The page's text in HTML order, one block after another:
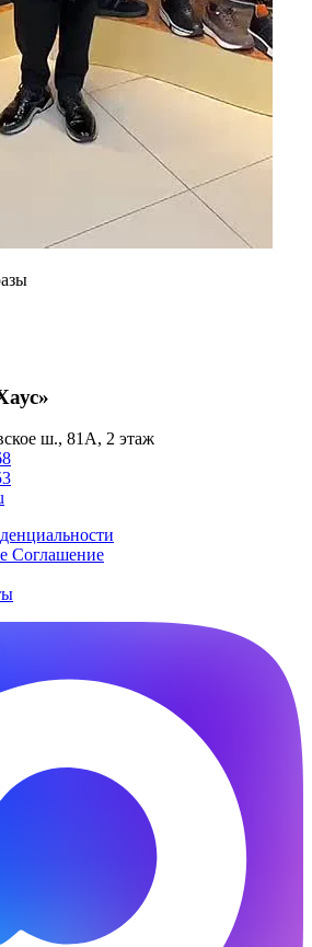
ш., 81А, 2 этаж
Cоглашение